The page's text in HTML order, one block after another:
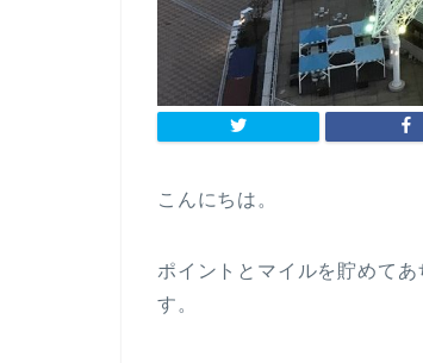
こんにちは。
ポイントとマイルを貯めて
す。